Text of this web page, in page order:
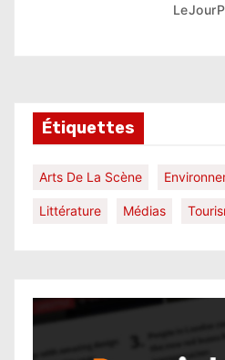
Étiquettes
Arts De La Scène
Littérature Médias